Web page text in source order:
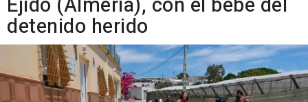
detenido herido